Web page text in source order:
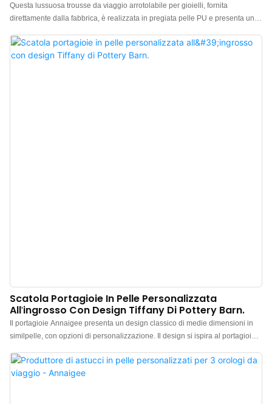
Questa lussuosa trousse da viaggio arrotolabile per gioielli, fornita
direttamente dalla fabbrica, è realizzata in pregiata pelle PU e presenta un
colore è raffinato e l'abbinamento con la pelle di pregio rende la trousse da
viaggio, ideale per riporre anelli, orecchini, collane e orologi, ancora più
Scatola Portagioie In Pelle Personalizzata
All'ingrosso Con Design Tiffany Di Pottery Barn.
Il portagioie Annaigee presenta un design classico di medie dimensioni in
similpelle, con opzioni di personalizzazione. Il design si ispira al portagioie
sfoggia un design armonioso, che valorizza lo stile individuale. a.
Specchietto per il trucco: comodo per applicare il trucco o indossare i gioielli.